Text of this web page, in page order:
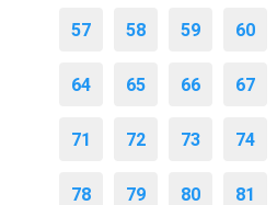
57 58 59 60
64 65 66 67
71 72 73 74
78 79 80 81